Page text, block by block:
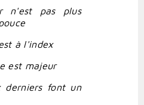
n'est pas plus
à l'index
est majeur
derniers font un